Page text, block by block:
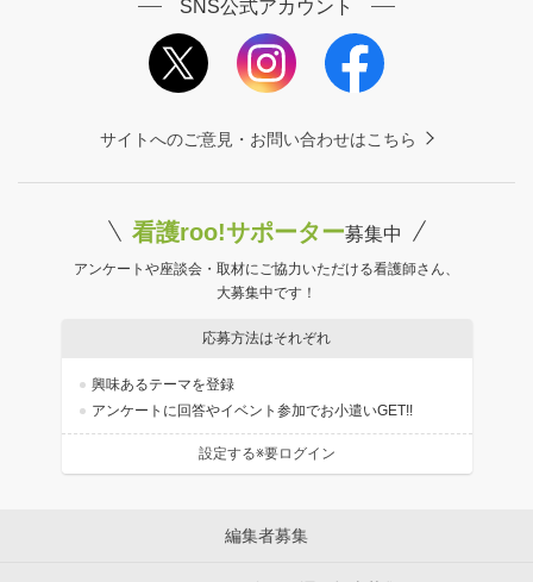
SNS公式アカウント
サイトへのご意見・お問い合わせはこちら
看護roo!サポーター募集中
アンケートや座談会・取材にご協力いただける看護師さん、
大募集中です！
応募方法はそれぞれ
興味あるテーマを登録
アンケートに回答やイベント参加でお小遣いGET!!
設定する※要ログイン
編集者募集